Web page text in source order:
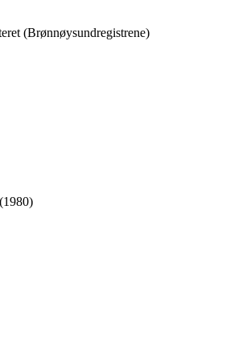
(Brønnøysundregistrene)
(1980)